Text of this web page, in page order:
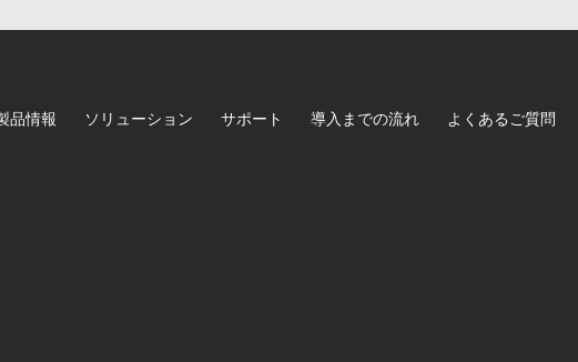
品情報 ソリューション サポート 導入までの流れ よくあるご質問